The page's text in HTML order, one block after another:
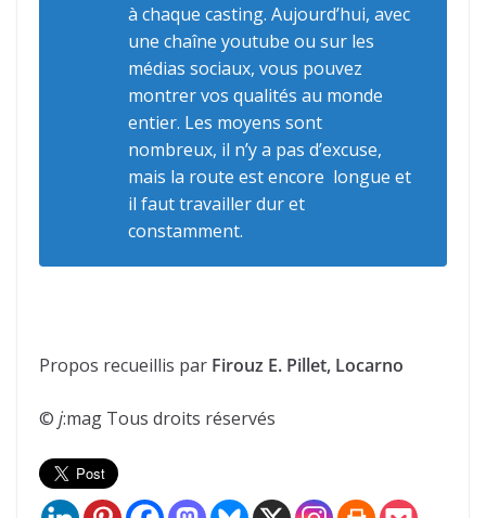
à chaque casting. Aujourd’hui, avec
une chaîne youtube ou sur les
médias sociaux, vous pouvez
montrer vos qualités au monde
entier. Les moyens sont
nombreux, il n’y a pas d’excuse,
mais la route est encore longue et
il faut travailler dur et
constamment.
Propos recueillis par Firouz E. Pillet, Locarno
© j:mag Tous droits réservés